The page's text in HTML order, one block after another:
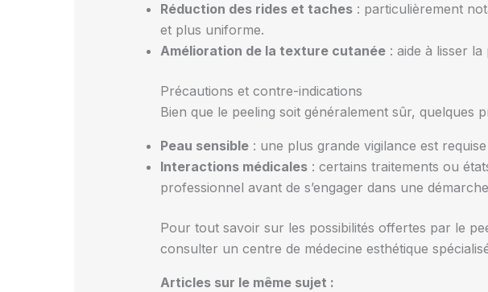
Réduction des rides et taches: particulièrement
et plus uniforme.
Amélioration de la texture cutanée: aide à lisser la
Précautions et contre-indications
Bien que le peeling soit généralement sûr, quelques
Peau sensible: une plus grande vigilance est
Interactions médicales: certains traitements ou
professionnel avant de s’engager dans une
Pour tout savoir sur les possibilités offertes par le
consulter un centre de médecine esthétique
Articles sur le même sujet :